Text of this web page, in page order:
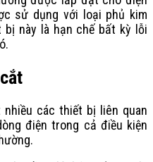
sử dụng với loại phủ kim
này là hạn chế bất kỳ lỗi
các thiết bị liên quan
điện trong cả điều kiện